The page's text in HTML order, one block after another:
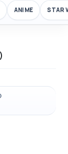
ANIME STAR